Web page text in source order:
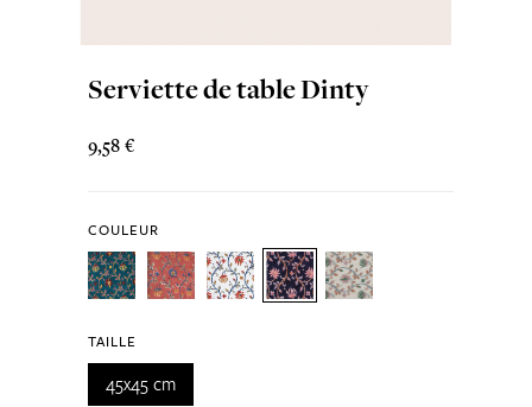
Serviette de table Dinty
9,58 €
COULEUR
TAILLE
45x45 cm